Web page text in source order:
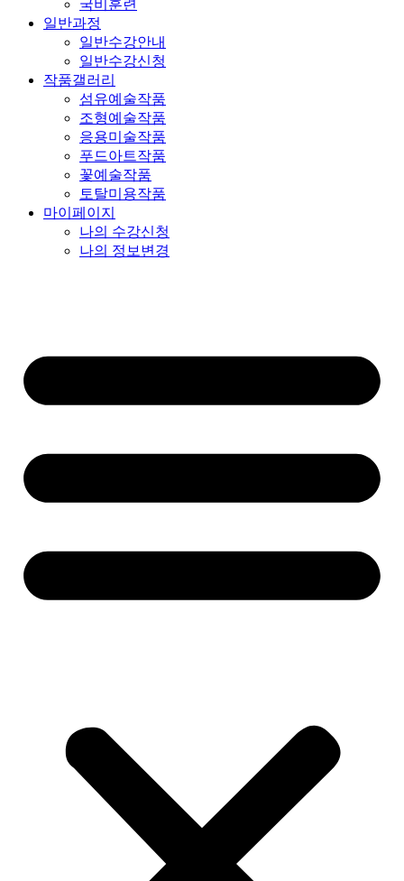
국비훈련
일반과정
일반수강안내
일반수강신청
작품갤러리
섬유예술작품
조형예술작품
응용미술작품
푸드아트작품
꽃예술작품
토탈미용작품
마이페이지
나의 수강신청
나의 정보변경